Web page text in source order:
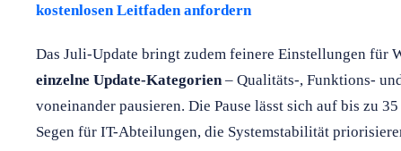
kostenlosen Leitfaden anfordern
Das Juli-Update bringt zudem feinere Einstellungen für
einzelne Update-Kategorien – Qualitäts-, Funktions-
voneinander pausieren. Die Pause lässt sich auf bis zu
Segen für IT-Abteilungen, die Systemstabilität